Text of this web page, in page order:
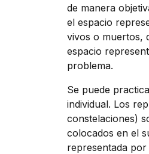
de manera
el espacio
vivos o muertos,
espacio
problema.
Se puede
individual. Los
constelaciones)
colocados en el
representada